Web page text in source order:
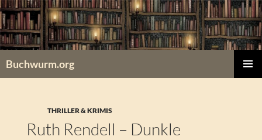
Zum
Inhalt
springen
Buchwurm.org
THRILLER & KRIMIS
Ruth Rendell – Dunkle